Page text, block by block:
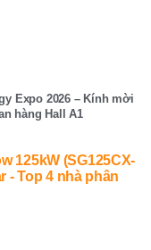
Expo 2026 – Kính mời
hàng Hall A1